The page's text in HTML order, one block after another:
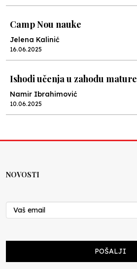
Camp Nou nauke
Jelena Kalinić
16.06.2025
Ishodi učenja u zahodu mature
Namir Ibrahimović
10.06.2025
Nenad Veličković
29.10.2024
Cuke i djeca
NOVOSTI
POŠALJI